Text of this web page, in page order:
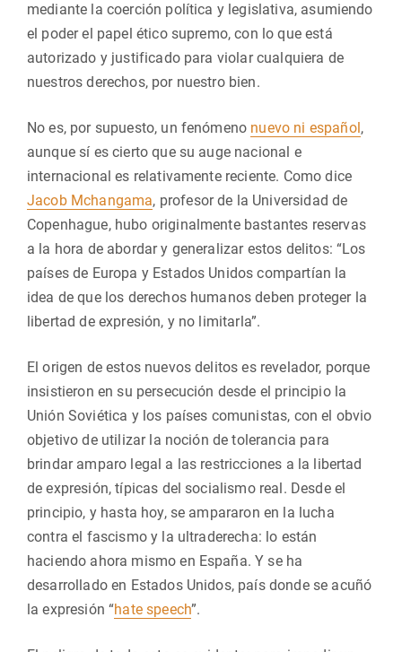
mediante la coerción política y legislativa, asumiendo
el poder el papel ético supremo, con lo que está
autorizado y justificado para violar cualquiera de
nuestros derechos, por nuestro bien.
No es, por supuesto, un fenómeno nuevo ni español,
aunque sí es cierto que su auge nacional e
internacional es relativamente reciente. Como dice
Jacob Mchangama, profesor de la Universidad de
Copenhague, hubo originalmente bastantes reservas
a la hora de abordar y generalizar estos delitos: “Los
países de Europa y Estados Unidos compartían la
idea de que los derechos humanos deben proteger la
libertad de expresión, y no limitarla”.
El origen de estos nuevos delitos es revelador, porque
insistieron en su persecución desde el principio la
Unión Soviética y los países comunistas, con el obvio
objetivo de utilizar la noción de tolerancia para
brindar amparo legal a las restricciones a la libertad
de expresión, típicas del socialismo real. Desde el
principio, y hasta hoy, se ampararon en la lucha
contra el fascismo y la ultraderecha: lo están
haciendo ahora mismo en España. Y se ha
desarrollado en Estados Unidos, país donde se acuñó
la expresión “hate speech”.